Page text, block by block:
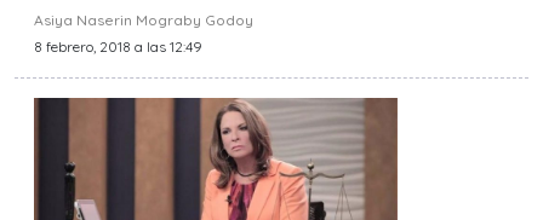
Asiya Naserin Mograby Godoy
8 febrero, 2018 a las 12:49